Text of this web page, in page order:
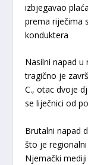
izbjegavao
prema riječima
konduktera
Nasilni napad
tragično je
C., otac dvoje
se liječnici od
Brutalni napad
što je
Njemački